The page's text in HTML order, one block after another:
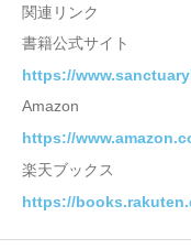
関連リンク
書籍公式サイト
https://
Amazon
https://
楽天ブックス
https://